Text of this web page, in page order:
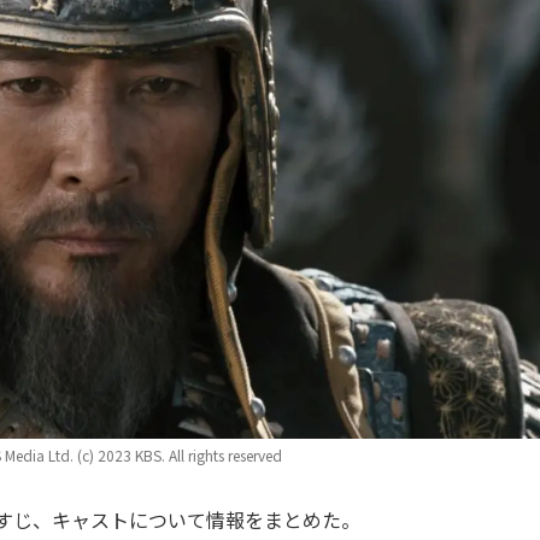
Ltd. (c) 2023 KBS. All rights reserved
、キャストについて情報をまとめた。